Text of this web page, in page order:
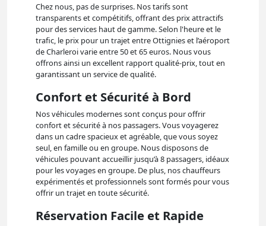
Chez nous, pas de surprises. Nos tarifs sont
transparents et compétitifs, offrant des prix attractifs
pour des services haut de gamme. Selon l'heure et le
trafic, le prix pour un trajet entre Ottignies et l’aéroport
de Charleroi varie entre 50 et 65 euros. Nous vous
offrons ainsi un excellent rapport qualité-prix, tout en
garantissant un service de qualité.
Confort et Sécurité à Bord
Nos véhicules modernes sont conçus pour offrir
confort et sécurité à nos passagers. Vous voyagerez
dans un cadre spacieux et agréable, que vous soyez
seul, en famille ou en groupe. Nous disposons de
véhicules pouvant accueillir jusqu’à 8 passagers, idéaux
pour les voyages en groupe. De plus, nos chauffeurs
expérimentés et professionnels sont formés pour vous
offrir un trajet en toute sécurité.
Réservation Facile et Rapide